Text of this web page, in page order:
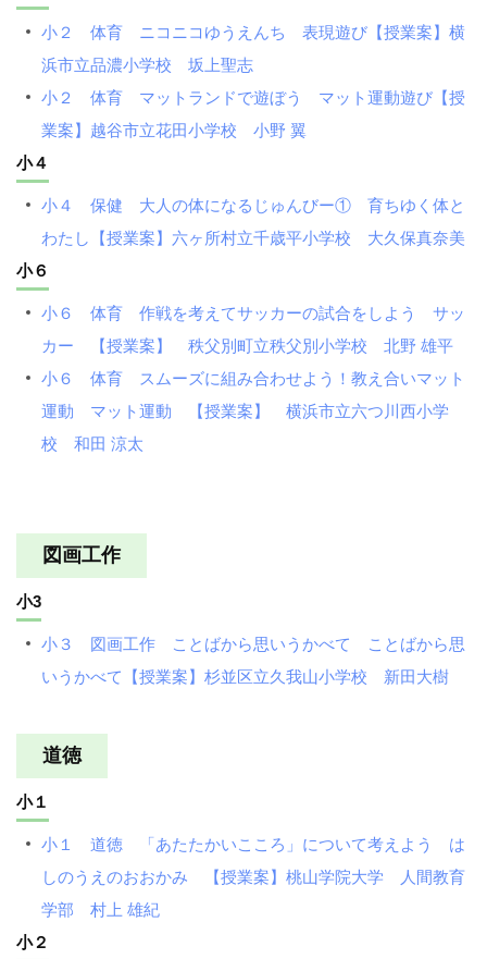
小２ 体育 ニコニコゆうえんち 表現遊び【授業案】横
浜市立品濃小学校 坂上聖志
小２ 体育 マットランドで遊ぼう マット運動遊び【授
業案】越谷市立花田小学校 小野 翼
小４
小４ 保健 大人の体になるじゅんびー① 育ちゆく体と
わたし【授業案】六ヶ所村立千歳平小学校 大久保真奈美
小６
小６ 体育 作戦を考えてサッカーの試合をしよう サッ
カー 【授業案】 秩父別町立秩父別小学校 北野 雄平
小６ 体育 スムーズに組み合わせよう！教え合いマット
運動 マット運動 【授業案】 横浜市立六つ川西小学
校 和田 涼太
図画工作
小3
小３ 図画工作 ことばから思いうかべて ことばから思
いうかべて【授業案】杉並区立久我山小学校 新田大樹
道徳
小１
小１ 道徳 「あたたかいこころ」について考えよう は
しのうえのおおかみ 【授業案】桃山学院大学 人間教育
学部 村上 雄紀
小２